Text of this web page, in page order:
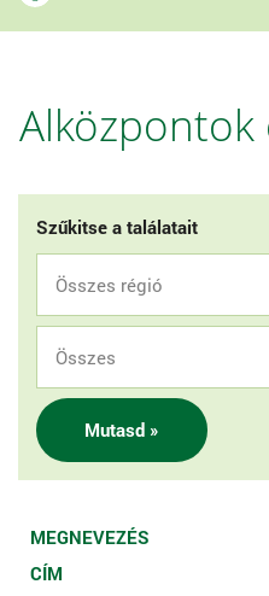
Alközpontok
Szűkitse a találatait
Mutasd »
MEGNEVEZÉS
CÍM